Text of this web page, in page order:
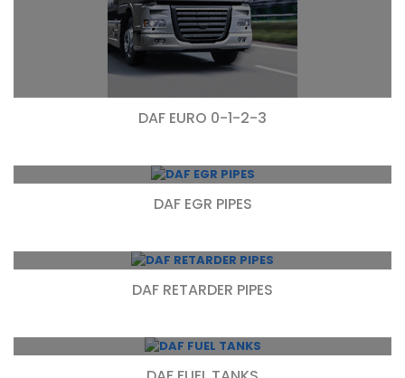
DAF EURO 0-1-2-3
DAF EGR PIPES
DAF RETARDER PIPES